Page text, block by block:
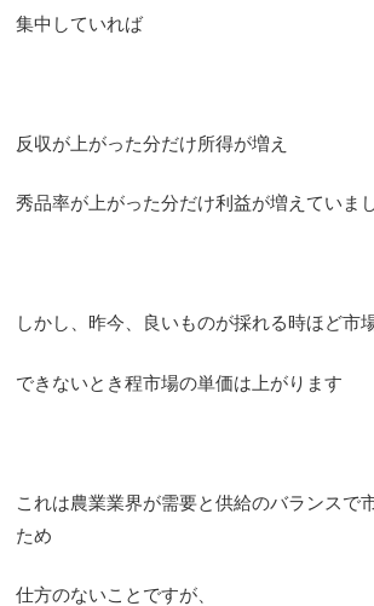
集中していれば
反収が上がった分だけ所得が増え
秀品率が上がった分だけ利益が増えていま
しかし、昨今、良いものが採れる時ほど市
できないとき程市場の単価は上がります
これは農業業界が需要と供給のバランスで
ため
仕方のないことですが、